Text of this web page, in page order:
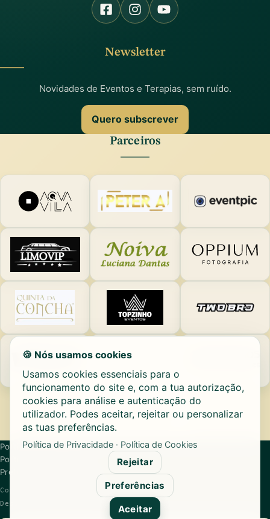
Newsletter
Novidades de Eventos e Terapias, sem ruído.
Quero subscrever
Parceiros
Política de Privacidade
Política de Cookies
Preferências de Cookies
Copyright © 2026
Angel's
Design:
🍪 Nós usamos cookies
Usamos cookies essenciais para o
funcionamento do site e, com a tua autorização,
cookies para análise e autenticação do
utilizador. Podes aceitar, rejeitar ou personalizar
as tuas preferências.
Política de Privacidade · Política de Cookies
Rejeitar
Preferências
Aceitar